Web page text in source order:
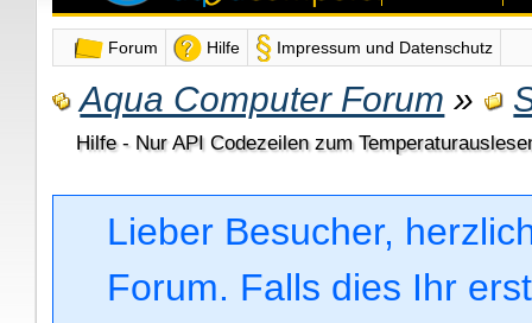
Forum Hilfe Impressum und Datenschutz
Aqua Computer Forum »
Hilfe - Nur API Codezeilen zum
Lieber Besucher,
Forum. Falls dies Ihr